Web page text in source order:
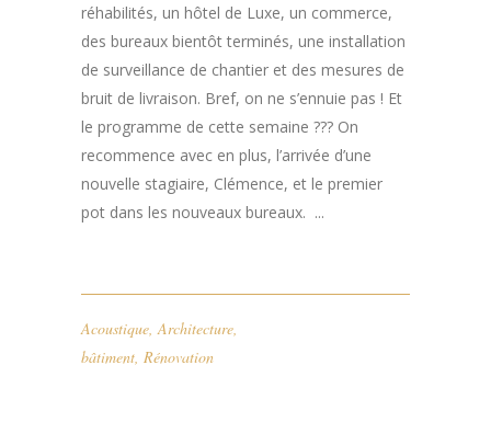
réhabilités, un hôtel de Luxe, un commerce,
des bureaux bientôt terminés, une installation
de surveillance de chantier et des mesures de
bruit de livraison. Bref, on ne s’ennuie pas ! Et
le programme de cette semaine ??? On
recommence avec en plus, l’arrivée d’une
nouvelle stagiaire, Clémence, et le premier
pot dans les nouveaux bureaux. ...
Acoustique Architecture
bâtiment Rénovation